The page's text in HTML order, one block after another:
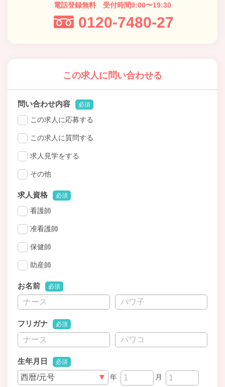
電話登録無料 受付時間9:00〜19:30
0120-7480-27
この求人に問い合わせる
問い合わせ内容 必須
この求人に応募する
この求人に質問する
求人見学をする
その他
求人資格 必須
看護師
准看護師
保健師
助産師
お名前 必須
フリガナ 必須
生年月日 必須
年
月